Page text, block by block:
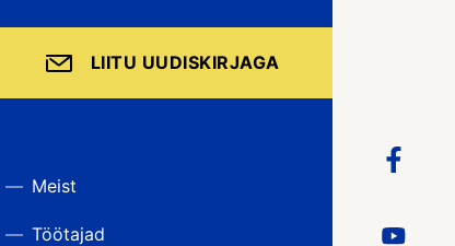
LIITU UUDISKIRJAGA
Meist
Töötajad